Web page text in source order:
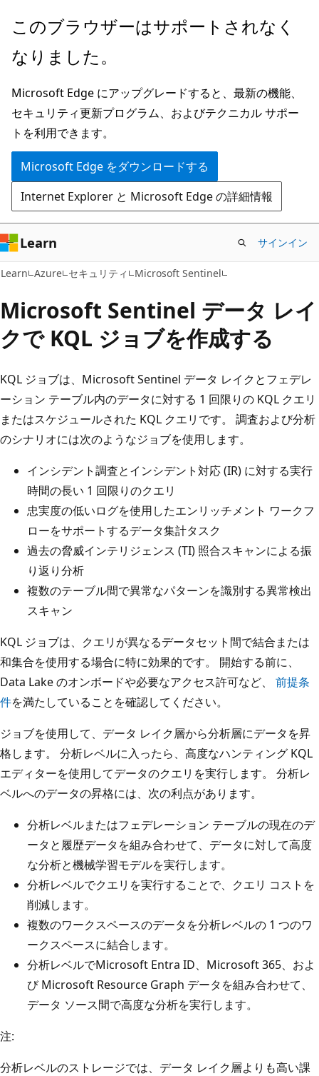
メ
ン
ン
テ
ン
ツ
に
ス
キ
ッ
プ
このブラウザーはサポートされなく
なりました。
Microsoft Edge にアップグレードすると、最新の機能、
セキュリティ更新プログラム、およびテクニカル サポー
トを利用できます。
Microsoft Edge をダウンロードする
Internet Explorer と Microsoft Edge の詳細情報
Learn サインイン
Learn Azure セキュリティ Microsoft Sentinel
Microsoft Sentinel データ レイ
クで KQL ジョブを作成する
KQL ジョブは、Microsoft Sentinel データ レイクとフェデレ
ーション テーブル内のデータに対する 1 回限りの KQL クエリ
またはスケジュールされた KQL クエリです。 調査および分析
のシナリオには次のようなジョブを使用します。
インシデント調査とインシデント対応 (IR) に対する実行
時間の長い 1 回限りのクエリ
忠実度の低いログを使用したエンリッチメント ワークフ
ローをサポートするデータ集計タスク
過去の脅威インテリジェンス (TI) 照合スキャンによる振
り返り分析
複数のテーブル間で異常なパターンを識別する異常検出
スキャン
KQL ジョブは、クエリが異なるデータセット間で結合または
和集合を使用する場合に特に効果的です。 開始する前に、
Data Lake のオンボードや必要なアクセス許可など、 前提条
件を満たしていることを確認してください。
ジョブを使用して、データ レイク層から分析層にデータを昇
格します。 分析レベルに入ったら、高度なハンティング KQL
エディターを使用してデータのクエリを実行します。 分析レ
ベルへのデータの昇格には、次の利点があります。
分析レベルまたはフェデレーション テーブルの現在のデ
ータと履歴データを組み合わせて、データに対して高度
な分析と機械学習モデルを実行します。
分析レベルでクエリを実行することで、クエリ コストを
削減します。
複数のワークスペースのデータを分析レベルの 1 つのワ
ークスペースに結合します。
分析レベルでMicrosoft Entra ID、Microsoft 365、およ
び Microsoft Resource Graph データを組み合わせて、
データ ソース間で高度な分析を実行します。
注:
分析レベルのストレージでは、データ レイク層よりも高い課